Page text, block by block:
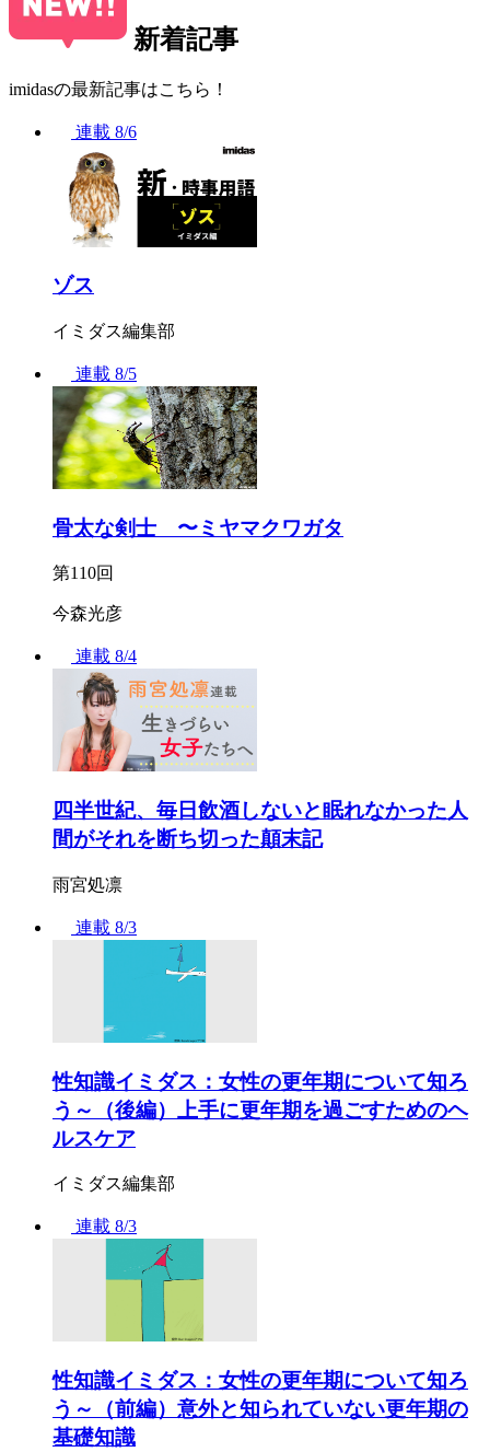
新着記事
imidasの最新記事はこちら！
連載 8/6
ゾス
イミダス編集部
連載 8/5
骨太な剣士 〜ミヤマクワガタ
第110回
今森光彦
連載 8/4
四半世紀、毎日飲酒しないと眠れなかった人
間がそれを断ち切った顛末記
雨宮処凛
連載 8/3
性知識イミダス：女性の更年期について知ろ
う～（後編）上手に更年期を過ごすためのヘ
ルスケア
イミダス編集部
連載 8/3
性知識イミダス：女性の更年期について知ろ
う～（前編）意外と知られていない更年期の
基礎知識